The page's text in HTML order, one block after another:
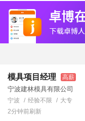
模具项目经理 高薪
宁波建林模具有限公司
宁波 经验不限
大专
2分钟前刷新